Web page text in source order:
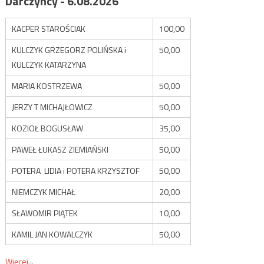
KACPER STAROŚCIAK
100,00
KULCZYK GRZEGORZ POLIŃSKA i
KULCZYK KATARZYNA
50,00
MARIA KOSTRZEWA
50,00
JERZY T MICHAJŁOWICZ
50,00
KOZIOŁ BOGUSŁAW
35,00
PAWEŁ ŁUKASZ ZIEMIAŃSKI
50,00
POTERA LIDIA i POTERA KRZYSZTOF
50,00
NIEMCZYK MICHAŁ
20,00
SŁAWOMIR PIĄTEK
10,00
KAMIL JAN KOWALCZYK
50,00
Więcej...